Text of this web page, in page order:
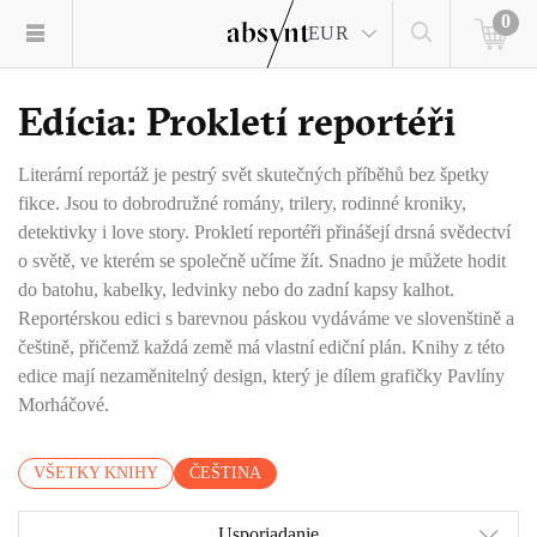
EUR
0
Edícia: Prokletí reportéři
Literární reportáž je pestrý svět skutečných příběhů bez špetky
fikce. Jsou to dobrodružné romány, trilery, rodinné kroniky,
detektivky i love story. Prokletí reportéři přinášejí drsná svědectví
o světě, ve kterém se společně učíme žít. Snadno je můžete hodit
do batohu, kabelky, ledvinky nebo do zadní kapsy kalhot.
Reportérskou edici s barevnou páskou vydáváme ve slovenštině a
češtině, přičemž každá země má vlastní ediční plán. Knihy z této
edice mají nezaměnitelný design, který je dílem grafičky Pavlíny
Morháčové.
VŠETKY KNIHY ČEŠTINA